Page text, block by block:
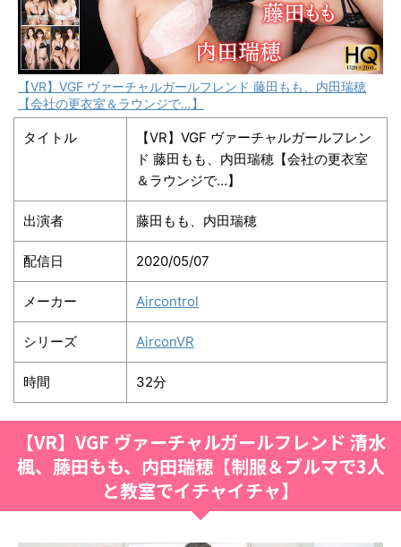
【VR】VGF ヴァーチャルガールフレンド 藤田もも、内田瑞穂
【会社の更衣室＆ラウンジで…】
タイトル
【VR】VGF ヴァーチャルガールフレン
ド 藤田もも、内田瑞穂【会社の更衣室
＆ラウンジで…】
出演者 藤田もも、内田瑞穂
配信日 2020/05/07
メーカー Aircontrol
シリーズ AirconVR
時間 32分
【VR】VGF ヴァーチャルガールフレンド 清水
楓、藤田もも、内田瑞穂【制服＆ブルマで3人
と教室でイチャイチャ】